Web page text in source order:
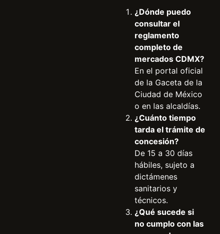
¿Dónde puedo
consultar el
reglamento
completo de
mercados CDMX?
En el portal oficial
de la Gaceta de la
Ciudad de México
o en las alcaldías.
¿Cuánto tiempo
tarda el trámite de
concesión?
De 15 a 30 días
hábiles, sujeto a
dictámenes
sanitarios y
técnicos.
¿Qué sucede si
no cumplo con las